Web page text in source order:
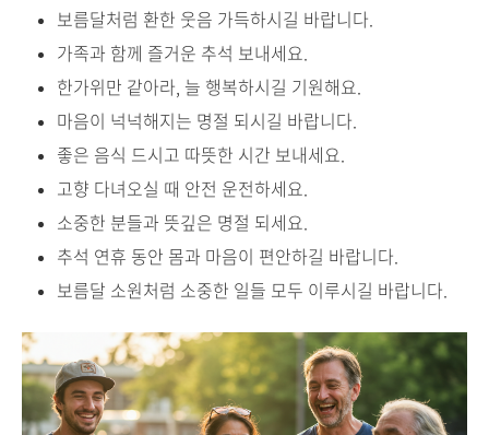
보름달처럼 환한 웃음 가득하시길 바랍니다.
가족과 함께 즐거운 추석 보내세요.
한가위만 같아라, 늘 행복하시길 기원해요.
마음이 넉넉해지는 명절 되시길 바랍니다.
좋은 음식 드시고 따뜻한 시간 보내세요.
고향 다녀오실 때 안전 운전하세요.
소중한 분들과 뜻깊은 명절 되세요.
추석 연휴 동안 몸과 마음이 편안하길 바랍니다.
보름달 소원처럼 소중한 일들 모두 이루시길 바랍니다.